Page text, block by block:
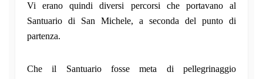
Vi erano quindi diversi percorsi che portavano al
Santuario di San Michele, a seconda del punto di
partenza.
Che il Santuario fosse meta di pellegrinaggio